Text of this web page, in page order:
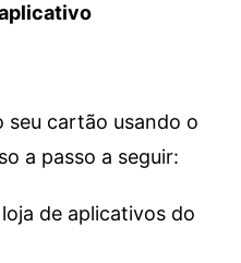
seu cartão usando o
a passo a seguir:
de aplicativos do